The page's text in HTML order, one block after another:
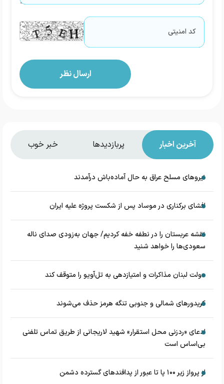
آخرین اخبار پربازدیدها خبر خوب
نیروهای مسلح عراق به حال آماده‌باش درآمدند
افشای برکناری در موساد پس از شکست پروژه علیه ایران
نقشه عربستان را در نطفه خفه کردیم/ جهان به‌زودی صدای ناله
سعودی‌ها را خواهد شنید
دولت لبنان مذاکرات و امتیازدهی به تل‌آویو را متوقف کند
کریدورهای شمالی و جنوبی تنگه هرمز حذف می‌شوند
ادعای «ردزنی محل استقرار» شهید لاریجانی از طریق تماس تلفنی
بی‌اساس است
از پرواز زیر ۱۰۰ پا تا عبور از پدافند‌های گسترده دشمن